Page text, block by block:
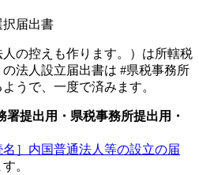
択届出書
の控えも作ります。）は所轄税
は #県税事務所
うで、一度で済みます。
名］内国普通法人等の設立の届
。